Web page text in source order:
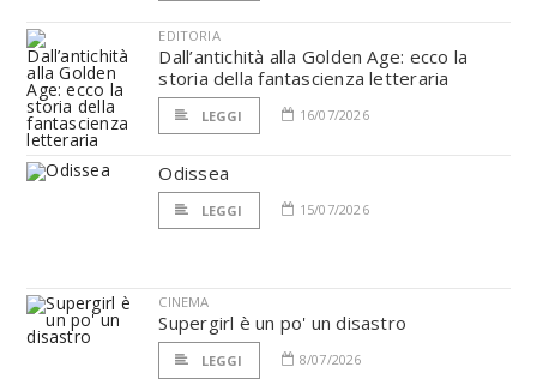
EDITORIA
Dall’antichità alla Golden Age: ecco la
storia della fantascienza letteraria
LEGGI 16/07/2026
Odissea
LEGGI 15/07/2026
CINEMA
Supergirl è un po' un disastro
LEGGI 8/07/2026